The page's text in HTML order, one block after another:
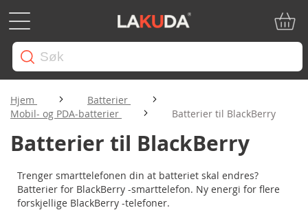
Hjem
Batterier
Mobil- og PDA-batterier
Batterier til BlackBerry
Batterier til BlackBerry
Trenger smarttelefonen din at batteriet skal endres?
Batterier for BlackBerry -smarttelefon. Ny energi for flere
forskjellige BlackBerry -telefoner.